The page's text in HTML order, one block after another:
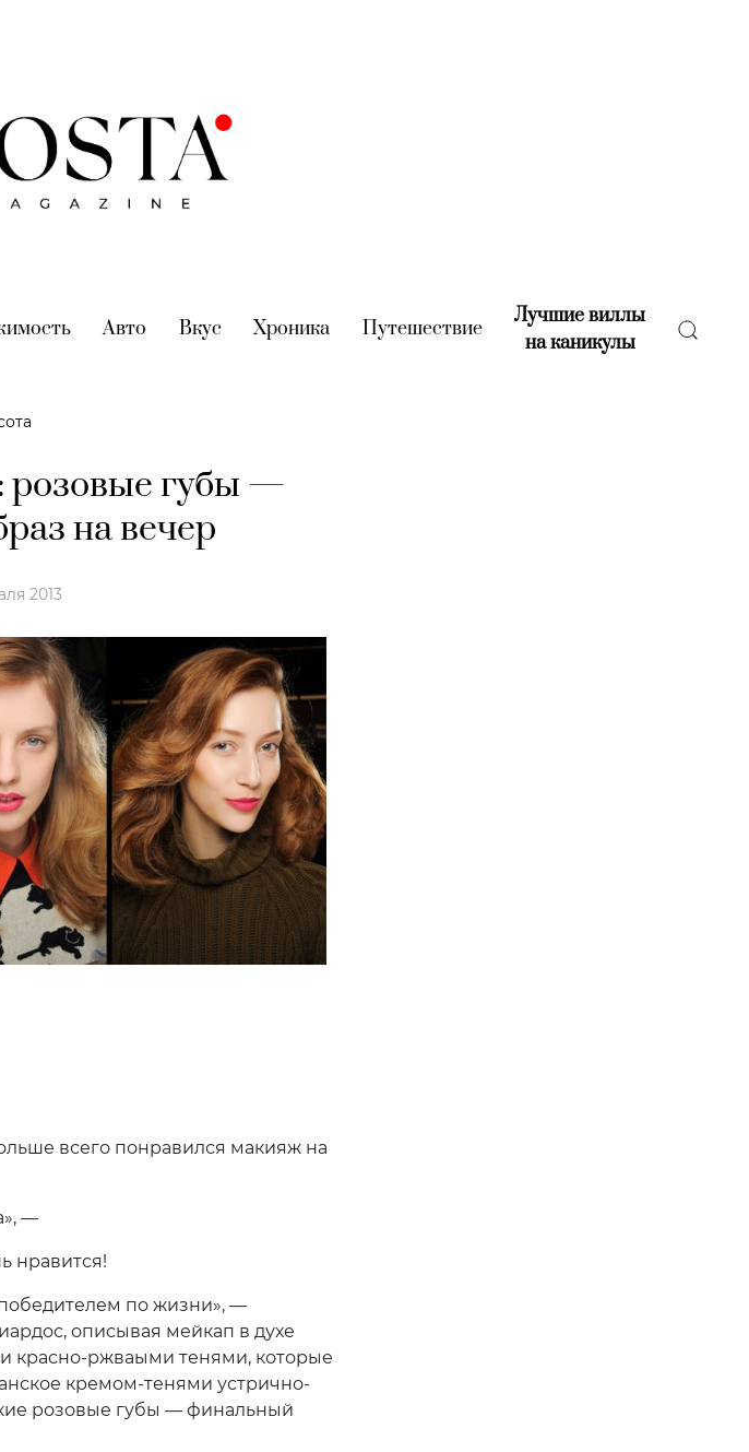
(current)
Авто (current)
Вкус (current)
Хроника (current)
Путешествие(current)
Лучшие виллы
на каникулы(current)
розовые губы —
на вечер
2013
всего понравился макияж на
—
нравится!
по жизни», —
описывая мейкап в духе
красно-ржваыми тенями, которые
кремом-тенями устрично-
розовые губы — финальный